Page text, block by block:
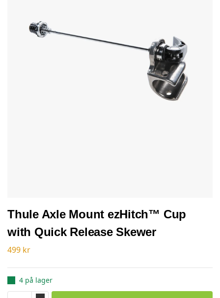
Thule Axle Mount ezHitch™ Cup
with Quick Release Skewer
499 kr
4 på lager